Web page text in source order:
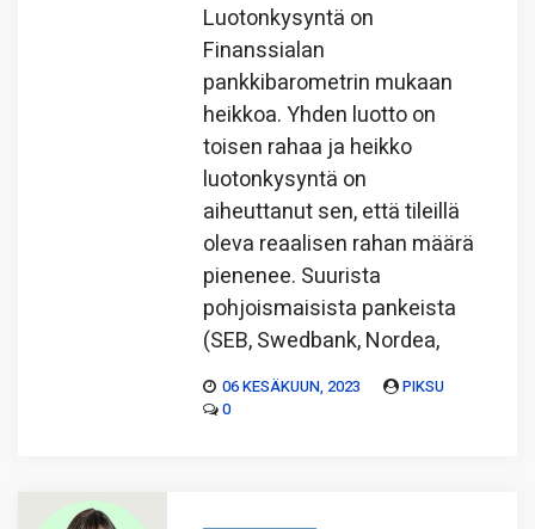
Luotonkysyntä on
Finanssialan
pankkibarometrin mukaan
heikkoa. Yhden luotto on
toisen rahaa ja heikko
luotonkysyntä on
aiheuttanut sen, että tileillä
oleva reaalisen rahan määrä
pienenee. Suurista
pohjoismaisista pankeista
(SEB, Swedbank, Nordea,
06 KESÄKUUN, 2023
PIKSU
0